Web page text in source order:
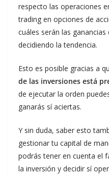
respecto las operaciones
trading en opciones de
cuáles serán las
decidiendo la tendencia.
Esto es posible gracias a
de las inversiones está
de ejecutar la orden
ganarás sí aciertas.
Y sin duda, saber esto
gestionar tu capital de
podrás tener en cuenta el
la inversión y decidir sí